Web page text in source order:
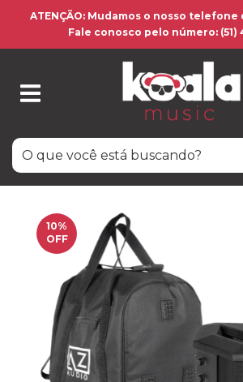
ATENÇÃO: Mudamos o nosso
Fale conosco pelo número: (51)
10%
OFF